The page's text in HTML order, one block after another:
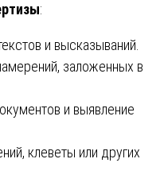
:
и высказываний.
заложенных в
и выявление
клеветы или других